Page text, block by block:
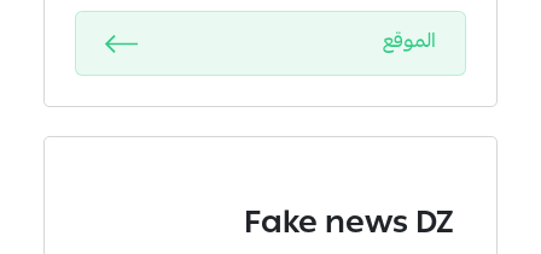
الموقع
Fake news DZ